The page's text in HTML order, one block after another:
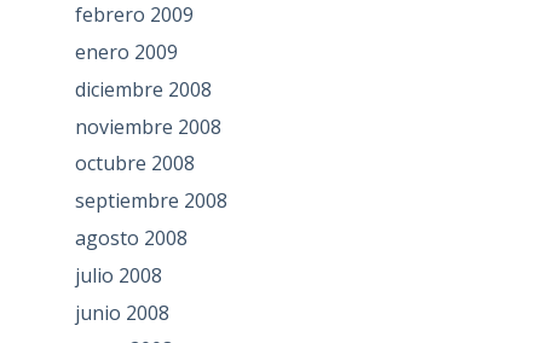
febrero 2009
enero 2009
diciembre 2008
noviembre 2008
octubre 2008
septiembre 2008
agosto 2008
julio 2008
junio 2008